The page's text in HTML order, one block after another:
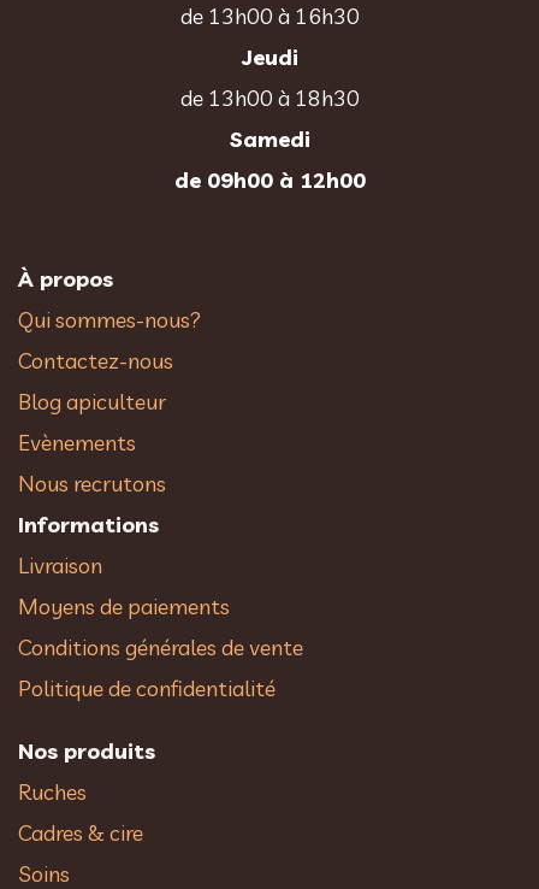
de 13h00 à 16h30
Jeudi
de 13h00 à 18h30
Samedi
de 09h00 à 12h00
À propos
Qui sommes-nous?
Contactez-nous
Blog apiculteur
Evènements
Nous recrutons
Informations
Livraison
Moyens de paiements
Conditions générales de vente
Politique de confidentialité
Nos produits
Ruches
Cadres & cire
Soins